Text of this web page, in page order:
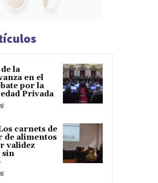
la
en el
por la
Privada
carnets de
de alimentos
validez
sin